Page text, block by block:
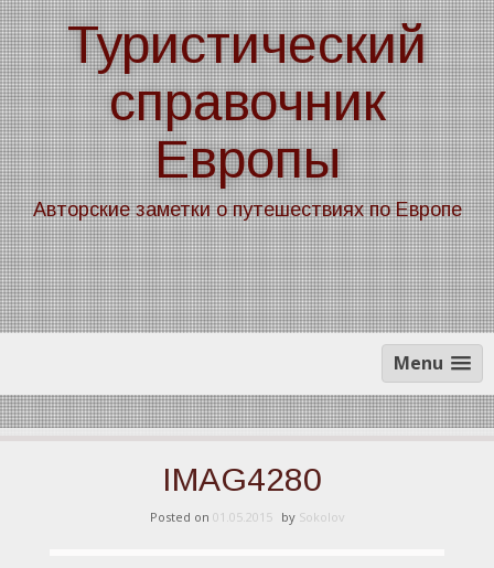
Skip
to
content
Туристический
справочник
Европы
Авторские заметки о путешествиях по Европе
Menu
IMAG4280
Posted on 01.05.2015 by Sokolov